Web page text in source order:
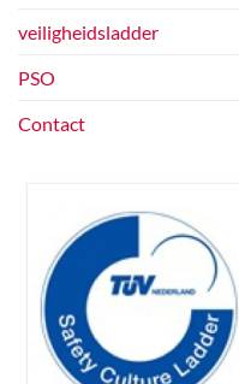
veiligheidsladder
PSO
Contact